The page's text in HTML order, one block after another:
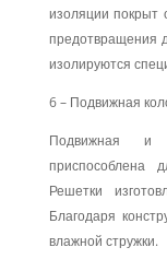
изоляции
предотвращения
изолируются
6 – Подвижная
Подвижная и
приспособлена
Решетки
Благодаря
влажной стружки.